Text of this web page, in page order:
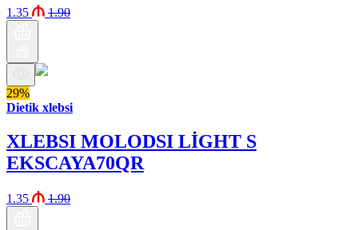
1.35 1.90
29%
Dietik xlebsi
XLEBSI MOLODSI LİGHT S
EKSCAYA70QR
1.35 1.90